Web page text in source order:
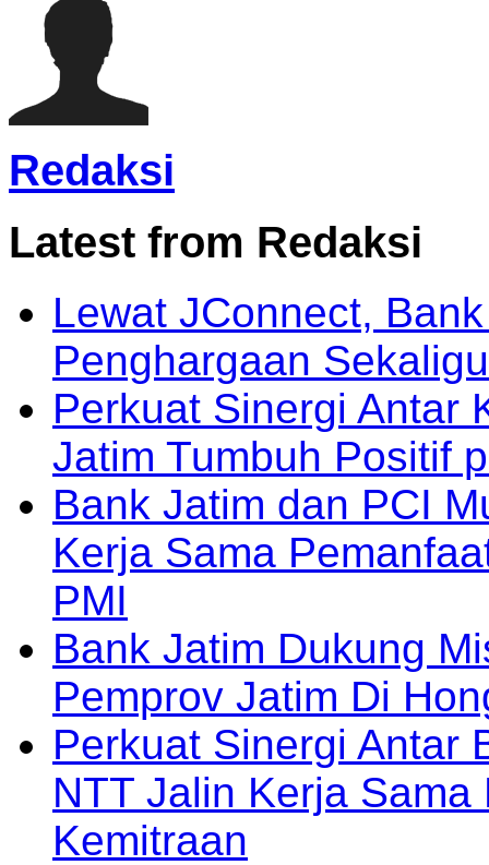
Redaksi
Latest from Redaksi
Lewat JConnect,
Penghargaan
Perkuat Sinergi Antar
Jatim Tumbuh Positif
Bank Jatim dan PCI
Kerja Sama
PMI
Bank Jatim Dukung
Pemprov Jatim Di
Perkuat Sinergi Antar
NTT Jalin Kerja
Kemitraan